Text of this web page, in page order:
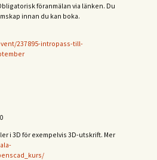
föranmälan via länken. Du
innan du kan boka.
237895-intropass-till-
i 3D för exempelvis 3D-utskrift. Mer